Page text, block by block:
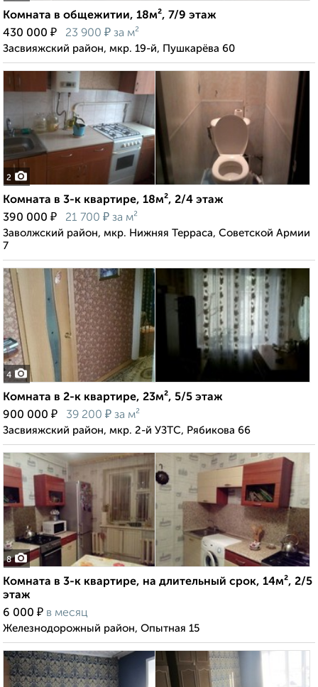
Комната в общежитии, 18м², 7/9 этаж
430 000 ₽ 23 900 ₽ за м²
Засвияжский район, мкр. 19-й, Пушкарёва 60
2
Комната в 3-к квартире, 18м², 2/4 этаж
390 000 ₽ 21 700 ₽ за м²
Заволжский район, мкр. Нижняя Терраса, Советской Армии
7
4
Комната в 2-к квартире, 23м², 5/5 этаж
900 000 ₽ 39 200 ₽ за м²
Засвияжский район, мкр. 2-й УЗТС, Рябикова 66
8
Комната в 3-к квартире, на длительный срок, 14м², 2/5
этаж
6 000 ₽ в месяц
Железнодорожный район, Опытная 15